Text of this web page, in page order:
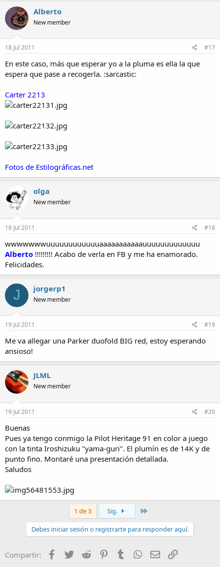
Alberto
New member
18 Jul 2011 #17
En este caso, más que esperar yo a la pluma es ella la que
espera que pase a recogerla. :sarcastic:
Carter 2213
Fotos de Estilográficas.net
olga
New member
18 Jul 2011 #18
wwwwwwwuuuuuuuuuuuuaaaaaaaaaaauuuuuuuuuuuuu
Alberto !!!!!!!!! Acabo de verla en FB y me ha enamorado.
Felicidades.
J jorgerp1
New member
19 Jul 2011 #19
Me va allegar una Parker duofold BIG red, estoy esperando
ansioso!
JLML
New member
19 Jul 2011 #20
Buenas
Pues ya tengo conmigo la Pilot Heritage 91 en color a juego
con la tinta Iroshizuku "yama-guri". El plumín es de 14K y de
punto fino. Montaré una presentación detallada.
Saludos
1 de 3 Sig.
Debes iniciar sesión o registrarte para responder aquí.
Compartir: Facebook
Twitter Reddit PinterestTumblrWhatsApp
Email